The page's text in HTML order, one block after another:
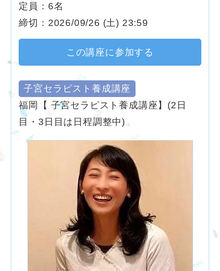
定員：6名
締切：2026/09/26 (土) 23:59
この講座に参加する
子宮セラピスト養成講座
福岡【 子宮セラピスト養成講座】(2日
目・3日目は日程調整中)